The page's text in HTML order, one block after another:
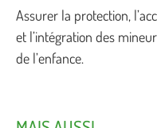
Assurer la protection,
et l’intégration des
de l’enfance.